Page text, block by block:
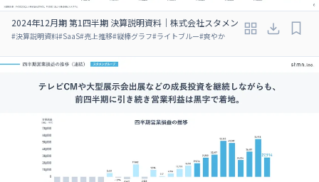
2024年12月期 第1四半期 決算説明資料｜株式会社スタメン
#決算説明資料#SaaS#売上推移#縦棒グラフ#ライトブルー#爽やか